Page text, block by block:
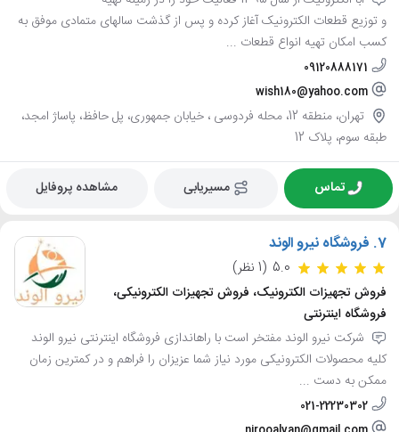
و توزیع قطعات الکترونیک آغاز کرده و پس از گذشت سالهای متمادی موفق به
کسب امکان تهیه انواع قطعات ...
09120888171
wish180@yahoo.com
تهران، منطقه 12، محله فردوسی ، خیابان جمهوری، پل حافظ، پاساژ امجد،
طبقه سوم، پلاک 12
تماس مسیریابی مشاهده پروفایل
7. فروشگاه نیرو الوند
5.0 (1 نظر)
فروش تجهیزات الکترونیک، فروش تجهیزات الکترونیکی،
فروشگاه اینترنتی
شرکت نیرو الوند مفتخر است با راهاندازی فروشگاه اینترنتی نیرو الوند
کلیه محصولات الکترونیکی مورد نیاز شما عزیزان را فراهم و در کمترین زمان
ممکن به دست ...
021-22230302